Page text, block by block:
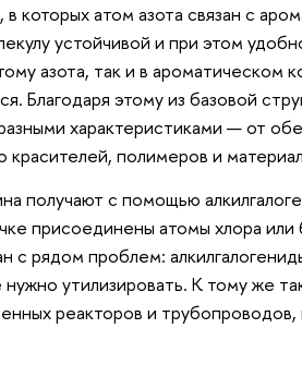
которых атом азота связан с
устойчивой и при этом
азота, так и в ароматическом
Благодаря этому из базовой
характеристиками — от
полимеров и
получают с помощью
присоединены атомы хлора
с рядом проблем:
утилизировать. К тому же
реакторов и трубопроводов,